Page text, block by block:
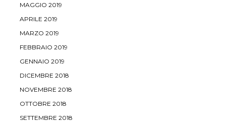
MAGGIO 2019
APRILE 2019
MARZO 2019
FEBBRAIO 2019
GENNAIO 2019
DICEMBRE 2018
NOVEMBRE 2018
OTTOBRE 2018
SETTEMBRE 2018